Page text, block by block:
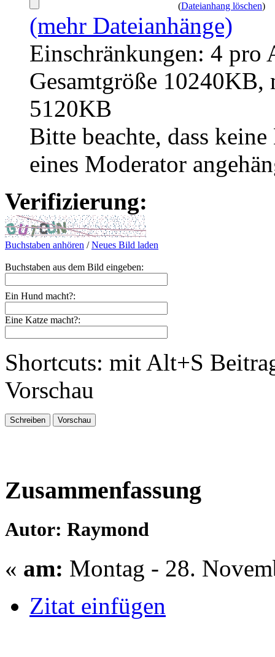
(Dateianhang löschen)
(mehr Dateianhänge)
Einschränkungen: 4 pro
Gesamtgröße
5120KB
Bitte beachte, dass
eines Moderator
Verifizierung:
Buchstaben anhören /Neues Bild laden
Buchstaben aus dem Bild eingeben:
Ein Hund macht?:
Eine Katze macht?:
Shortcuts: mit Alt+S
Vorschau
Zusammenfassung
Autor: Raymond
« am: Montag - 28.
Zitat einfügen